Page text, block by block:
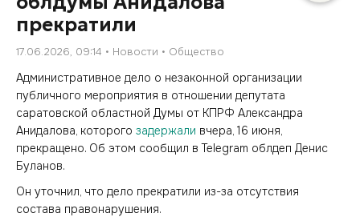
прекратили
17.06.2026, 09:14 Новости Общество
Административное дело о незаконной организации
публичного мероприятия в отношении депутата
саратовской областной Думы от КПРФ Александра
Анидалова, которого задержали вчера, 16 июня,
прекращено. Об этом сообщил в Telegram облдеп Денис
Буланов.
Он уточнил, что дело прекратили из-за отсутствия
состава правонарушения.